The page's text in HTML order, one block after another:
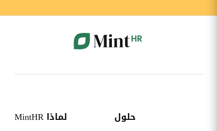
حلول لماذا MintHR